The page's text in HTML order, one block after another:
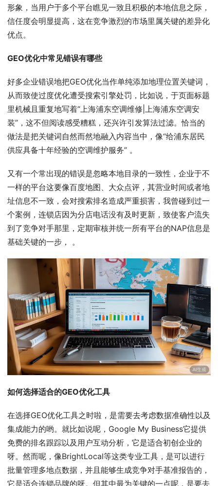
形象，当用户于多个平台瞧见一致且积极的本地信息之际，
信任度会明显提高，这在竞争激烈的市场里属关键的差异化
优点。
GEO优化中常见错误有哪些
好多企业错误地把GEO优化当作单纯添加地理位置关键词，
从而致使过度优化遭受搜索引擎处罚，比如说，于页面标题
里机械且重复地写着“上海浦东空调维修|上海浦东空调安
装”，这不但阅读感受糟糕，还兴许引发算法过滤。恰当的
做法是把关键词自然而然地融入内容当中，像“给浦东居民
供应具备十年经验的空调维护服务” 。
又有一个常出现的错误是忽略本地目录的一致性，企业于不
一样的平台这要像百度地图、大众点评，其营业时间或者地
址信息不一致，会对搜索排名造成严重损害，我曾碰到过一
个案例，连锁店因为分店电话没有及时更新，致使客户流失
到了竞争对手那里，定期审核并统一所有平台的NAP信息是
基础关键的一步， 。
如何选择适合的GEO优化工具
在选择GEO优化工具之时啦，是需要去考虑数据准确性以及
集成能力的哟。就比如说呢，Google My Business它提供
免费的排名跟踪以及用户互动分析，它是适合初创企业的
呀。然而呢，像BrightLocal等这类专业工具，是可以进行
批量管理多地点数据，并且能够生成竞争对手基准报告的，
它是适合连锁品牌的呀。但其中最为关键的一点呢，是要去